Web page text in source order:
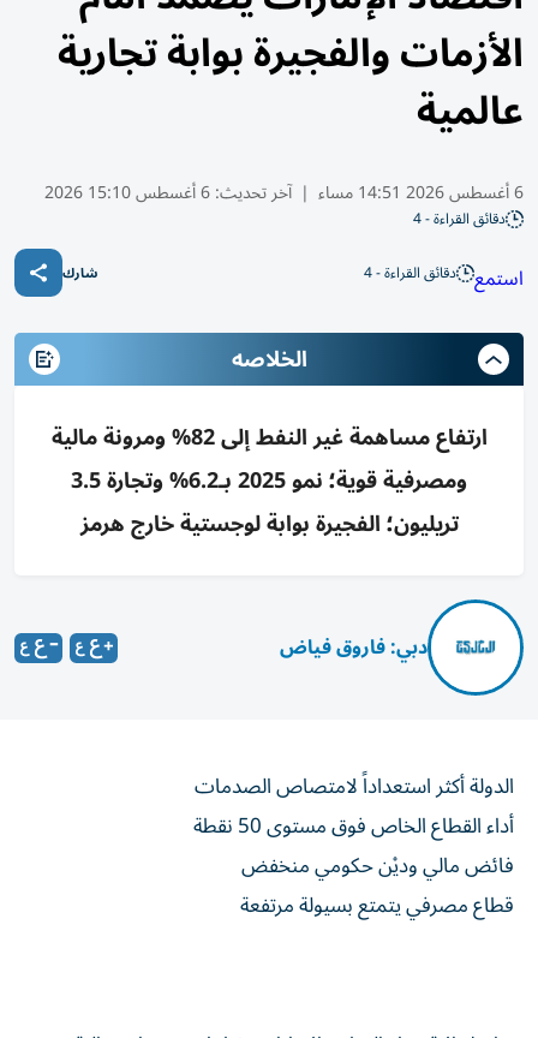
الأزمات والفجيرة بوابة تجارية
عالمية
6 أغسطس 2026 14:51 مساء | آخر تحديث:6 أغسطس 15:10 2026
دقائق القراءة - 4
استمع دقائق القراءة - 4 شارك
الخلاصه
ارتفاع مساهمة غير النفط إلى 82% ومرونة مالية
ومصرفية قوية؛ نمو 2025 بـ6.2% وتجارة 3.5
تريليون؛ الفجيرة بوابة لوجستية خارج هرمز
دبي: فاروق فياض
الدولة أكثر استعداداً لامتصاص الصدمات
أداء القطاع الخاص فوق مستوى 50 نقطة
فائض مالي وديْن حكومي منخفض
قطاع مصرفي يتمتع بسيولة مرتفعة